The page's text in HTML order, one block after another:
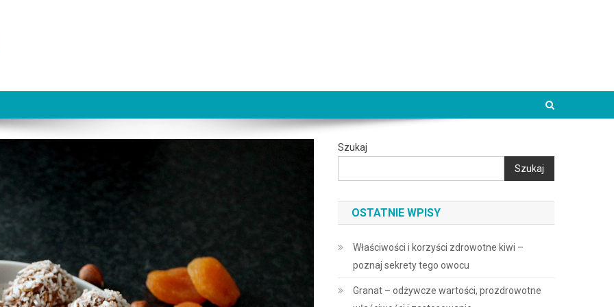
Szukaj
Szukaj
OSTATNIE WPISY
Właściwości i korzyści zdrowotne kiwi –
poznaj sekrety tego owocu
Granat – odżywcze wartości, prozdrowotne